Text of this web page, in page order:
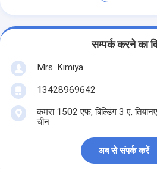
सम्पर्क करने का
Mrs. Kimiya
13428969642
कमरा 1502 एफ, बिल्डिंग 3 ए,
चीन
अब से संपर्क करें